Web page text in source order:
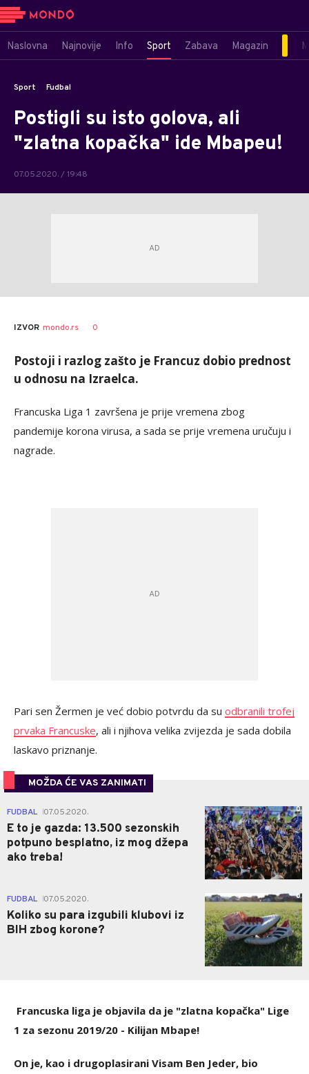
Naslovna Najnovije Info Sport Zabava Magazin
Sport Fudbal
Postigli su isto golova, ali
"zlatna kopačka" ide Mbapeu!
07.05.2020. / 19:48
AUTOR Marković
IZVOR mondo.rs 0
Postoji i razlog zašto je Francuz dobio prednost
u odnosu na Izraelca.
Francuska Liga 1 završena je prije vremena zbog
pandemije korona virusa, a sada se prije vremena uručuju i
nagrade.
Pari sen Žermen je već dobio potvrdu da su odbranili trofej
prvaka Francuske, ali i njihova velika zvijezda je sada dobila
laskavo priznanje.
MOŽDA ĆE VAS ZANIMATI
FUDBAL 07.05.2020.
E to je gazda: 13.500 sezonskih
potpuno besplatno, iz mog džepa
ako treba!
0
FUDBAL 07.05.2020.
Koliko su para izgubili klubovi iz
BIH zbog korone?
0
Francuska liga je objavila da je "zlatna kopačka" Lige
1 za sezonu 2019/20 - Kilijan Mbape!
On je, kao i drugoplasirani Visam Ben Jeder, bio